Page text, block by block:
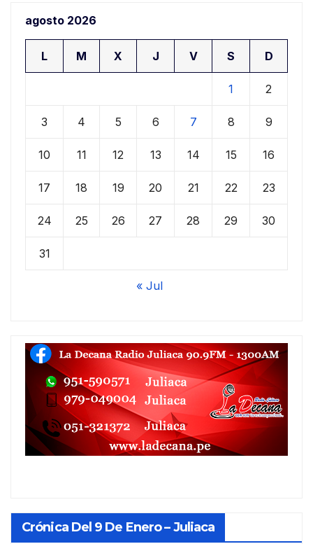
agosto 2026
L M X J V S D
1 2
3 4 5 6 7 8 9
10 11 12 13 14 15 16
17 18 19 20 21 22 23
24 25 26 27 28 29 30
31
« Jul
Crónica Del 9 De Enero – Juliaca